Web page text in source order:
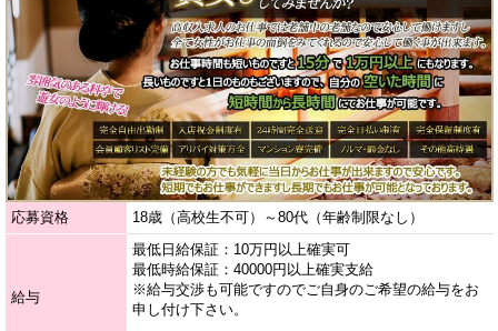
応募資格 18歳（高校生不可）～80代（年齢制限なし）
給与
最低日給保証：10万円以上確実可
最低時給保証：40000円以上確実支給
※給与交渉も可能ですのでご自身のご希望の給与をお
申し付け下さい。